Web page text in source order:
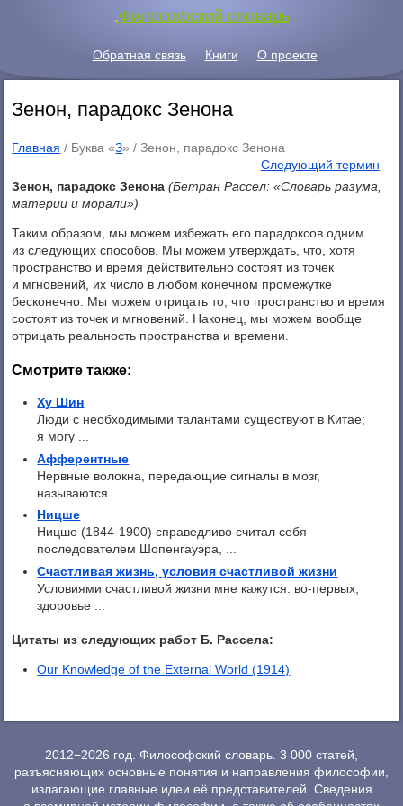
.Философский словарь
Обратная связь Книги О проекте
Зенон, парадокс Зенона
Главная / Буква «З» /Зенон, парадокс Зенона
— Следующий термин
Зенон, парадокс Зенона (Бетран Рассел: «Словарь разума,
материи и морали»)
Таким образом, мы можем избежать его парадоксов одним
из следующих способов. Мы можем утверждать, что, хотя
пространство и время действительно состоят из точек
и мгновений, их число в любом конечном промежутке
бесконечно. Мы можем отрицать то, что пространство и время
состоят из точек и мгновений. Наконец, мы можем вообще
отрицать реальность пространства и времени.
Смотрите также:
Ху Шин
Люди с необходимыми талантами существуют в Китае;
я могу ...
Афферентные
Нервные волокна, передающие сигналы в мозг,
называются ...
Ницше
Ницше (1844-1900) справедливо считал себя
последователем Шопенгауэра, ...
Счастливая жизнь, условия счастливой жизни
Условиями счастливой жизни мне кажутся: во-первых,
здоровье ...
Цитаты из следующих работ Б. Рассела:
Our Knowledge of the External World (1914)
2012−2026 год. Философский словарь. 3 000 статей,
разъясняющих основные понятия и направления философии,
излагающие главные идеи её представителей. Сведения